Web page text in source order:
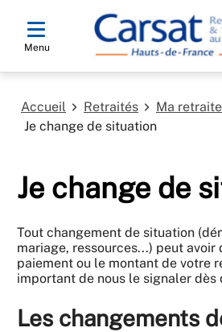
Menu
Accueil Retraités
Ma
Je change de situation
Je change de
Tout changement de situation
mariage, ressources...) peut avoir
paiement ou le montant de votre
important de nous le signaler dès
Les changements